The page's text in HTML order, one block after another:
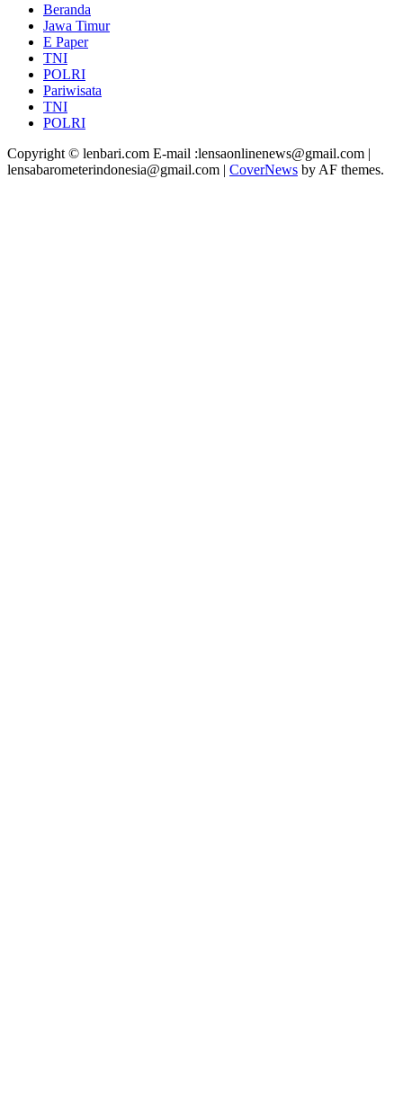
Beranda
Jawa Timur
E Paper
TNI
POLRI
Pariwisata
TNI
POLRI
Copyright © lenbari.com E-mail :lensaonlinenews@gmail.com |
lensabarometerindonesia@gmail.com | CoverNews by AF themes.